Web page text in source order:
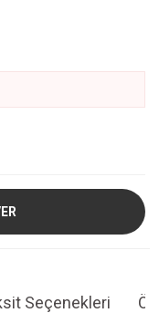
Seçenekleri